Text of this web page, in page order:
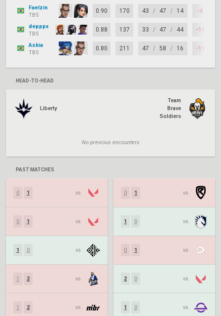
Faelzin
TBS
0.90 170 43 / 47 / 14 -4
depppx
TBS
0.88 137 33 / 47 / 44 -14
Askia
TBS
0.80 211 47 / 58 / 16 -11
HEAD-TO-HEAD
Liberty
Team
Brave
Soldiers
No previous encounters
PAST MATCHES
0 1 vs.
0 1 vs.
1 0 vs.
1 2 vs.
1 2 vs.
0 1 vs.
1 0 vs.
0 1 vs.
2 0 vs.
1 0 vs.